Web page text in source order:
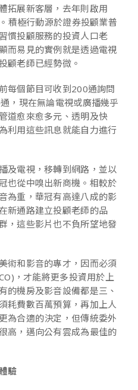
拓展新客層，去年則啟用
積極行動源於證券投顧業普
慣投顧服務的投資人口老
而易見的實例就是透過電視
顧老師已經勢微。
每個節目可收到200通詢問
，現在無論電視或廣播幾乎
道愈來愈多元、透明及快
利用這些訊息就能自力進行
及電視，移轉到網路，並以
也從中嗅出新商機。相較於
為重，華冠有高達八成的影
新通路建立投顧老師的品
，這些影片也不負所望地發
術和影音的專才，因而必須
，才能將更多投資用於上
的機房及影音設備都是三、
耗費數百萬預算，再加上人
為合適的決定，但傳統委外
高，邁向公有雲成為最佳的
驗